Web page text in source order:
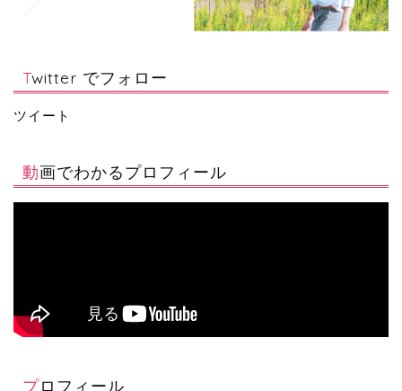
Twitter でフォロー
ツイート
動画でわかるプロフィール
プロフィール